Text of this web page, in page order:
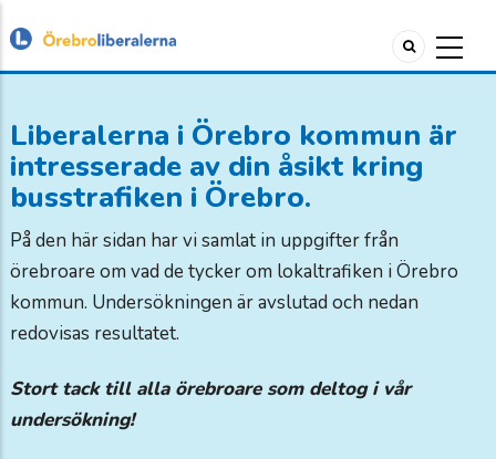
Liberalerna i Örebro kommun är
intresserade av din åsikt kring
busstrafiken i Örebro.
På den här sidan har vi samlat in uppgifter från
örebroare om vad de tycker om lokaltrafiken i Örebro
kommun. Undersökningen är avslutad och nedan
redovisas resultatet.
Stort tack till alla örebroare som deltog i vår
undersökning!